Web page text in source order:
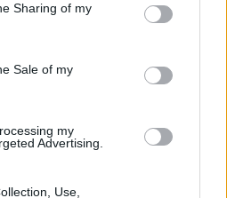
behaviour. You may click to
and its third-party tags to
purposes in below Google
Sharing of my
Sale of my
my
Advertising.
Use,